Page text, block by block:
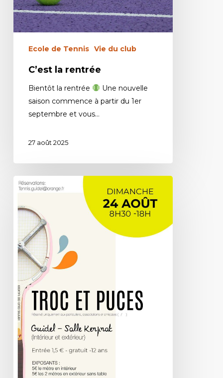
Ecole de Tennis Vie du club
C’est la rentrée
Bientôt la rentrée
Une nouvelle
saison commence à partir du 1er
septembre et vous…
27 août 2025